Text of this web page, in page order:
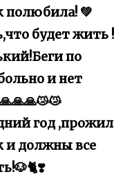
полюбила! 💚
будет жить !
по
и нет
год ,прожил
и должны все